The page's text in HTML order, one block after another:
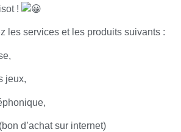
!
les services et les produits suivants :
jeux,
d’achat sur internet)